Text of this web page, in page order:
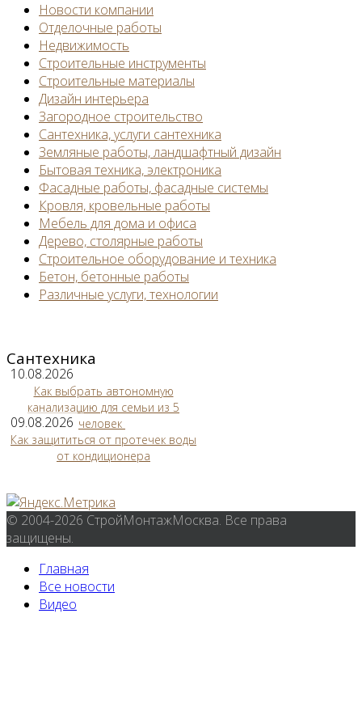
Новости компании
Отделочные работы
Недвижимость
Строительные инструменты
Строительные материалы
Дизайн интерьера
Загородное строительство
Сантехника, услуги сантехника
Земляные работы, ландшафтный дизайн
Бытовая техника, электроника
Фасадные работы, фасадные системы
Кровля, кровельные работы
Мебель для дома и офиса
Дерево, столярные работы
Строительное оборудование и техника
Бетон, бетонные работы
Различные услуги, технологии
Сантехника
10.08.2026
Как выбрать автономную
канализацию для семьи из 5
человек
09.08.2026
Как защититься от протечек воды
от кондиционера
© 2004-2026 СтройМонтажМосква. Все права
защищены.
Главная
Все новости
Видео